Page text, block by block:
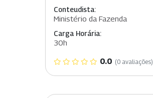
Conteudista:
Ministério da Fazenda
Carga Horária:
30h
0.0 (0 avaliações)